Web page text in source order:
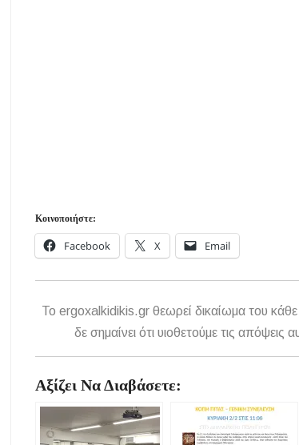
Κοινοποιήστε:
Facebook X Email
To ergoxalkidikis.gr θεωρεί δικαίωμα του
δε σημαίνει ότι υιοθετούμε τις
Αξίζει Να Διαβάσετε: